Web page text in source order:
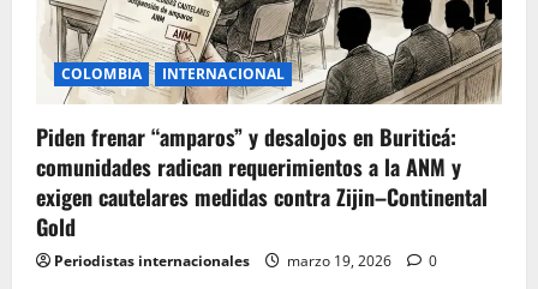
COLOMBIA INTERNACIONAL
Piden frenar “amparos” y desalojos en Buriticá:
comunidades radican requerimientos a la ANM y
exigen cautelares medidas contra Zijin–Continental
Gold
Periodistas internacionales marzo 19, 2026 0